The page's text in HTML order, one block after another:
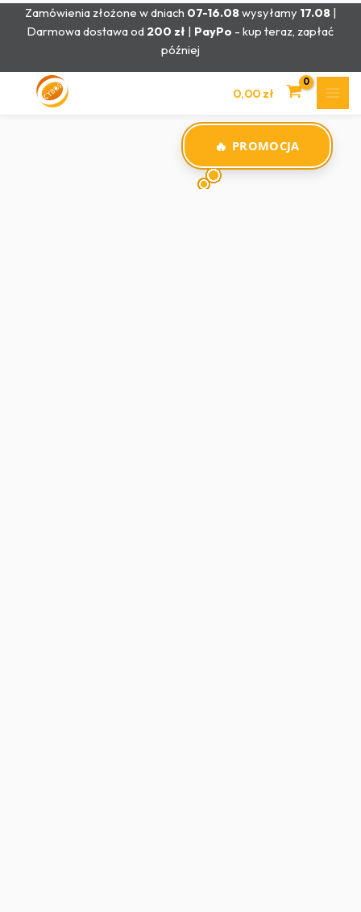
PrzejdźZamówienia złożone w dniach 07-16.08wysyłamy 17.08|
Darmowa dostawa od 200 zł | PayPo - kup teraz, zapłać
później
0,00 zł
PROMOCJA